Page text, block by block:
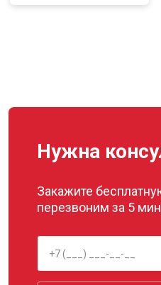
Нужна
Закажите
перезвоним за 5